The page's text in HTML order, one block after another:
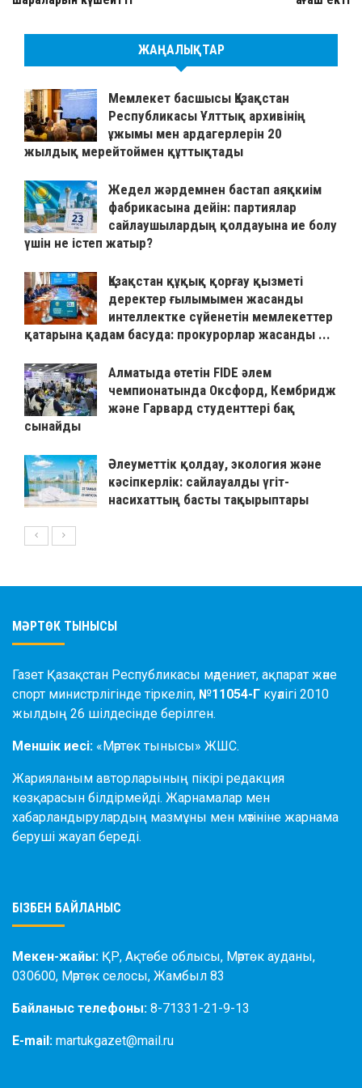
ЖАҢАЛЫҚТАР
Мемлекет басшысы Қазақстан
Республикасы Ұлттық архивінің
ұжымы мен ардагерлерін 20
жылдық мерейтоймен құттықтады
Жедел жәрдемнен бастап аяқкиім
фабрикасына дейін: партиялар
сайлаушылардың қолдауына ие болу
үшін не істеп жатыр?
Қазақстан құқық қорғау қызметі
деректер ғылымымен жасанды
интеллектке сүйенетін мемлекеттер
қатарына қадам басуда: прокурорлар жасанды ...
Алматыда өтетін FIDE әлем
чемпионатында Оксфорд, Кембридж
және Гарвард студенттері бақ
сынайды
Әлеуметтік қолдау, экология және
кәсіпкерлік: сайлауалды үгіт-
насихаттың басты тақырыптары
МӘРТӨК ТЫНЫСЫ
Газет Қазақстан Республикасы мәдениет, ақпарат және
спорт министрлігінде тіркеліп, №11054-Г куәлігі 2010
жылдың 26 шілдесінде берілген.
Меншік иесі: «Мәртөк тынысы» ЖШС.
Жарияланым авторларының пікірі редакция
көзқарасын білдірмейді. Жарнамалар мен
хабарландырулардың мазмұны мен мәтініне жарнама
беруші жауап береді.
БІЗБЕН БАЙЛАНЫС
Мекен-жайы: ҚР, Ақтөбе облысы, Мәртөк ауданы,
030600, Мәртөк селосы, Жамбыл 83
Байланыс телефоны: 8-71331-21-9-13
E-mail: martukgazet@mail.ru